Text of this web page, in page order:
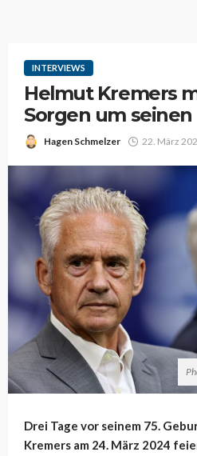
INTERVIEWS
Helmut Kremers
Sorgen um seinen
Hagen Schmelzer 22. März
Drei Tage vor seinem 75.
Kremers am 24. März 2024